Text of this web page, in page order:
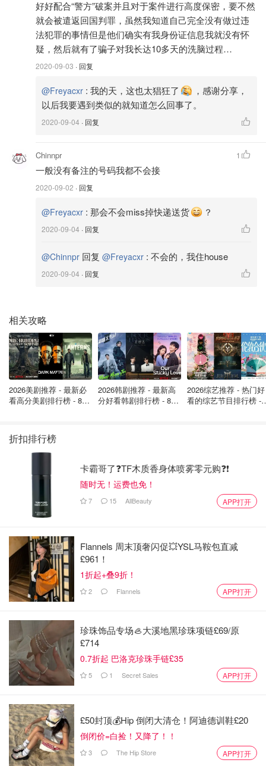
万事具备只欠东风，小伙们躁起来，欢迎
大力神回复+围
记得点击收藏本帖
一起讨论吧！
也欢迎为问答栏目提供问题！
@HTFBWY:被诈骗电话叫醒，有人用中文（不是机器声）
说是大使馆来电，询问我7月7号在北京第一医院感染科室挂
号后的恢复情况，我说我近一年时间一直在英国，并且也没
有北京医保卡，“大使馆”说我身份信息泄露让我尽快报案北
“警官”在帮我查询身份证信息泄露情况时跟我说我是一个跨
国洗钱犯罪人员，目前在海外也被通缉，我需要好好配合
“警方”破案并且对于案件进行高度保密，要不然就会被遣返
回国判罪，虽然我知道自己完全没有做过违法犯罪的事情但
对我长达10多天的洗脑过程…
@迷泥猫咪:我收到好多关于国际包裹的电话，拉黑了，还
一直换电话打，都是语音留言的形式打过来的。
好好配合“警方”破案并且对于案件进行高度保密，要不然
就会被遣返回国判罪，虽然我知道自己完全没有做过违
法犯罪的事情但是他们确实有我身份证信息我就没有怀
疑，然后就有了骗子对我长达10多天的洗脑过程…
2020-09-03 · 回复
@Freyacxr : 我的天，这也太猖狂了
，感谢分享，
以后我要遇到类似的就知道怎么回事了。
2020-09-04 · 回复
Chinnpr
一般没有备注的号码我都不会接
2020-09-02 · 回复
1
@Freyacxr : 那会不会miss掉快递送货 ？
2020-09-04 · 回复
@Chinnpr 回复 @Freyacxr : 不会的，我住house
2020-09-04 · 回复
相关攻略
2026美剧推荐 - 最新必
看高分美剧排行榜 - 8月
2026韩剧推荐 - 最新高
分好看韩剧排行榜 - 8月
2026综艺推荐 - 热门好
看的综艺节目排行榜 -
折扣排行榜
卡霸哥了❓TF木质香身体喷雾零元购❓❗
随时无！运费也免！
7 15 AllBeauty APP打开
Flannels 周末顶奢闪促💥YSL马鞍包直减
£961！
1折起+叠9折！
2 Flannels APP打开
珍珠饰品专场🦪大溪地黑珍珠项链£69/原
£714
0.7折起 巴洛克珍珠手链£35
5 1 Secret Sales APP打开
£50封顶💰Hip 倒闭大清仓！阿迪德训鞋£20
倒闭价=白捡！又降了！！
3 The Hip Store APP打开